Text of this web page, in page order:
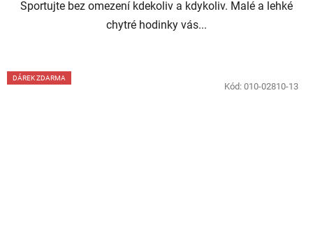
Sportujte bez omezení kdekoliv a kdykoliv. Malé a lehké
chytré hodinky vás...
DÁREK ZDARMA
Kód: 010-02810-13